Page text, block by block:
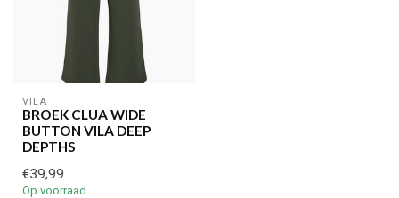
VILA
BROEK CLUA WIDE
BUTTON VILA DEEP
DEPTHS
€39,99
Op voorraad